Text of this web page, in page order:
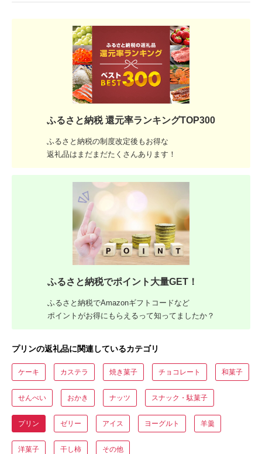
ふるさと納税 還元率ランキングTOP300
ふるさと納税の制度改定後もお得な
返礼品はまだまだたくさんあります！
ふるさと納税でポイント大量GET！
ふるさと納税でAmazonギフトコードなど
ポイントがお得にもらえるって知ってましたか？
プリンの返礼品に関連しているカテゴリ
ケーキ カステラ 焼き菓子 チョコレート 和菓子
せんべい おかき ナッツ スナック・駄菓子
プリン ゼリー アイス ヨーグルト 羊羹
洋菓子 干し柿 その他